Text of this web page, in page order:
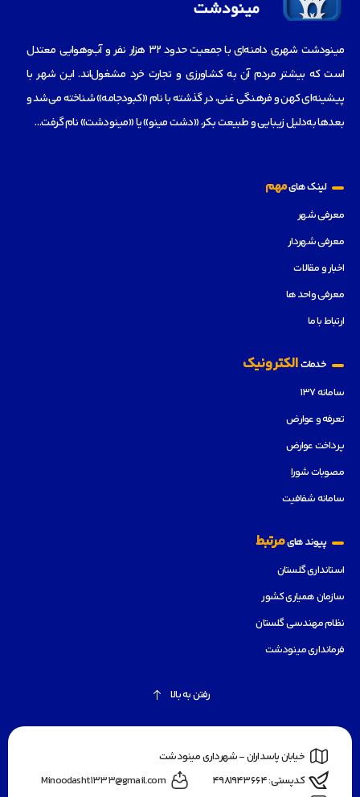
مینودشت شهری دامنه‌ای با جمعیت حدود ۳۲ هزار نفر و آب‌و‌هوایی معتدل
است که بیشتر مردم آن به کشاورزی و تجارت خرد مشغول‌اند. این شهر با
پیشینه‌ای کهن و فرهنگی غنی، در گذشته با نام «کبودجامه» شناخته می‌شد و
بعدها به‌دلیل زیبایی و طبیعت بکر، «دشت مینو» یا «مینودشت» نام گرفت…
لینک هایمهم
معرفی شهر
معرفی شهردار
اخبار و مقالات
معرفی واحد ها
ارتباط با ما
خدماتالکترونیک
سامانه ۱۳۷
تعرفه و عوارض
پرداخت عوارض
مصوبات شورا
سامانه شفافیت
پیوند هایمرتبط
استانداری گلستان
سازمان همیاری کشور
نظام مهندسی گلستان
فرمانداری مینودشت
رفتن به بالا
خیابان پاسداران - شهرداری مینودشت
کدپستی: ۴۹۸۱۹۴۳۶۶۴
Minoodasht1333@gmail.com